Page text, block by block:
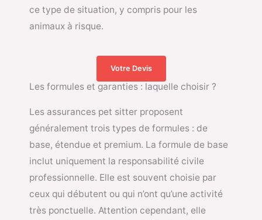
ce type de situation, y compris pour les
animaux à risque.
Votre Devis
Les formules et garanties : laquelle choisir ?
Les assurances pet sitter proposent
généralement trois types de formules : de
base, étendue et premium. La formule de base
inclut uniquement la responsabilité civile
professionnelle. Elle est souvent choisie par
ceux qui débutent ou qui n’ont qu’une activité
très ponctuelle. Attention cependant, elle